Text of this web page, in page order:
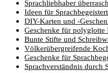
Sprachliebhaber
Ideen für
DIY-Karten und -
Geschenke für polyglotte
Bunte Stifte und
Völkerübergreifende
Geschenke für
Sprachverständnis durch